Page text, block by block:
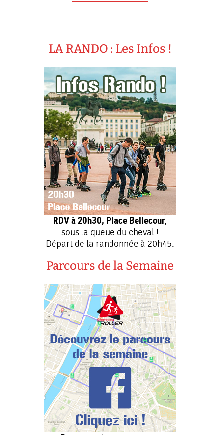
LA RANDO : Les Infos !
RDV à 20h30, Place Bellecour,
sous la queue du cheval !
Départ de la randonnée à 20h45.
Parcours de la Semaine